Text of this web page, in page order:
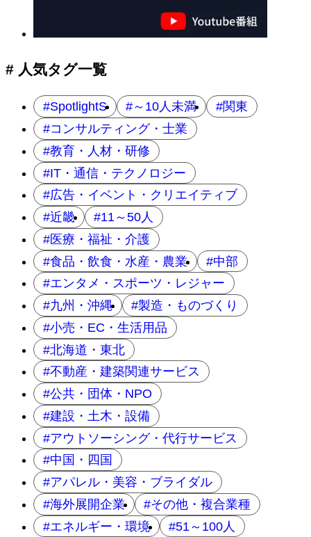
ョ
# 人気タグ一覧
SpotlightS ～10人未満
関東
コンサルティング・士業
教育・人材・研修
IT・通信・テクノロジー
広告・イベント・クリエイティブ
近畿
11～50人
医療・福祉・介護
食品・飲食・水産・農業
中部
エンタメ・スポーツ・レジャー
九州・沖縄
製造・ものづくり
小売・EC・生活用品
北海道・東北
不動産・建築関連サービス
公共・団体・NPO
建設・土木・設備
アウトソーシング・代行サービス
中国・四国
アパレル・美容・ブライダル
海外展開企業
その他・複合業種
エネルギー・環境
51～100人